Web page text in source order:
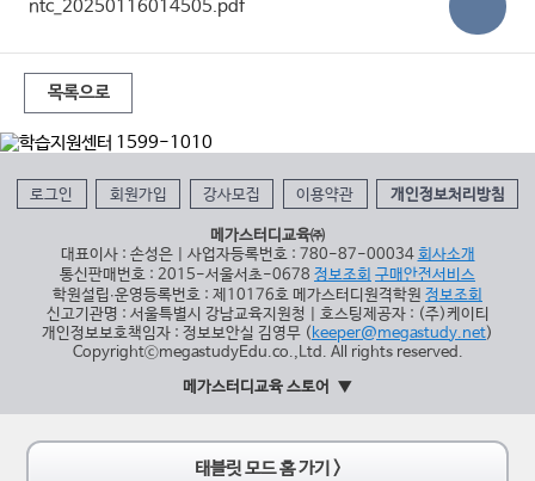
ntc_20250116014505.pdf
목록으로
로그인 회원가입 강사모집 이용약관 개인정보처리방침
메가스터디교육㈜
대표이사 : 손성은 | 사업자등록번호 : 780-87-00034 회사소개
통신판매번호 : 2015-서울서초-0678 정보조회 구매안전서비스
학원설립∙운영등록번호 : 제10176호 메가스터디원격학원 정보조회
신고기관명 : 서울특별시 강남교육지원청 | 호스팅제공자 : (주)케이티
개인정보보호책임자 : 정보보안실 김영무 ( keeper@megastudy.net)
CopyrightⓒmegastudyEdu.co.,Ltd. All rights reserved.
메가스터디교육 스토어
태블릿 모드 홈 가기 >